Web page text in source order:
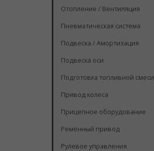
Отопление / Вентиляция
Пневматическая система
Подвеска / Амортизация
Подвеска оси
Подготовка топливной смеси
Привод колеса
Прицепное оборудование
Ременный привод
Рулевое управления